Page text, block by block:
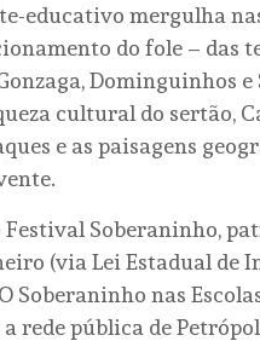
educativo mergulha
do fole – das
Dominguinhos
cultural do sertão,
e as paisagens
Soberaninho,
(via Lei Estadual
Soberaninho nas
rede pública de